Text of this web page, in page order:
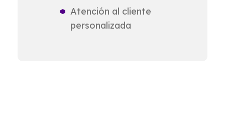
Atención al cliente
personalizada